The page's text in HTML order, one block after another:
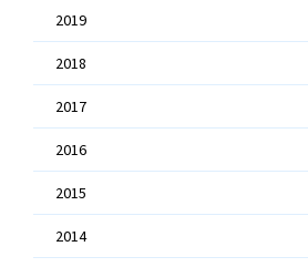
2019
2018
2017
2016
2015
2014